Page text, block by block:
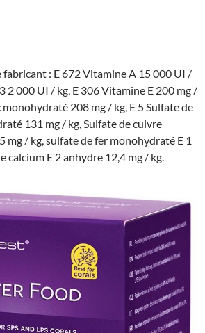
: E 672 Vitamine A 15 000 UI /
2 000 UI / kg, E 306 Vitamine E 200 mg /
monohydraté 208 mg / kg, E 5 Sulfate de
131 mg / kg, Sulfate de cuivre
mg / kg, sulfate de fer monohydraté E 1
calcium E 2 anhydre 12,4 mg / kg.